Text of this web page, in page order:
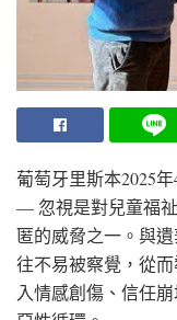
葡萄牙里斯本2025
— 忽視是對兒童福
匿的威脅之一。與
往不易被察覺，從
入情感創傷、信任